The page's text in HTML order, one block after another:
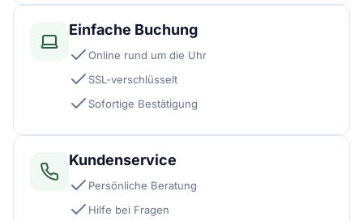
Einfache Buchung
Online rund um die Uhr
SSL-verschlüsselt
Sofortige Bestätigung
Kundenservice
Persönliche Beratung
Hilfe bei Fragen